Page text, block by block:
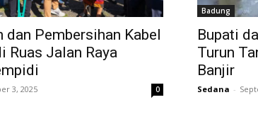
dan Pembersihan Kabel
Ruas Jalan Raya
3, 2025 0
Badung
Bupati
Turun
Banjir
Sedana -